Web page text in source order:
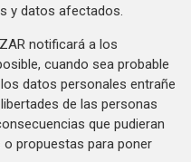
y datos afectados.
notificará a los
cuando sea probable
datos personales entrañe
de las personas
que pudieran
propuestas para poner